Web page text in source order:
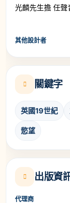
光麟先生擔 任聲
其他設計者
關鍵字
英國19世紀
慾望
出版資
代理商